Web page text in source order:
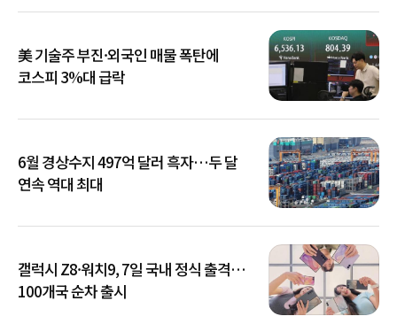
美 기술주 부진·외국인 매물 폭탄에
코스피 3%대 급락
6월 경상수지 497억 달러 흑자…두 달
연속 역대 최대
갤럭시 Z8·워치9, 7일 국내 정식 출격…
100개국 순차 출시